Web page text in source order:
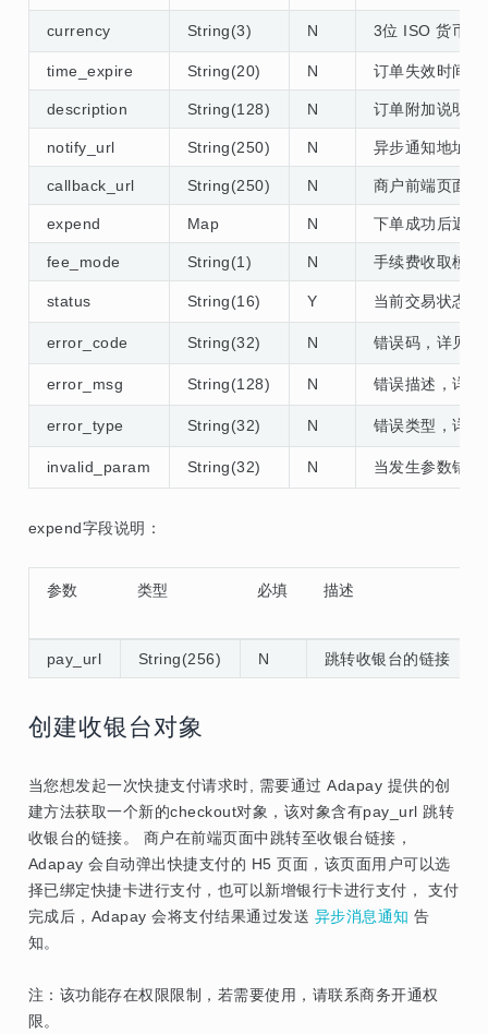
currency String(3) N 3位 ISO 货币
time_expire String(20) N 订单失效时间
description String(128) N 订单附加说明
notify_url String(250) N 异步通知地址
callback_url String(250) N 商户前端页面
expend Map N 下单成功后返
fee_mode String(1) N 手续费收取模
status String(16) Y 当前交易状态
error_code String(32) N 错误码，详见
error_msg String(128) N 错误描述，详见
error_type String(32) N 错误类型，详见
invalid_param String(32) N 当发生参数错
expend字段说明：
参数 类型 必填 描述
pay_url String(256) N 跳转收银台的链接
创建收银台对象
当您想发起一次快捷支付请求时, 需要通过 Adapay 提供的创
建方法获取一个新的checkout对象，该对象含有pay_url 跳转
收银台的链接。 商户在前端页面中跳转至收银台链接，
Adapay 会自动弹出快捷支付的 H5 页面，该页面用户可以选
择已绑定快捷卡进行支付，也可以新增银行卡进行支付， 支付
完成后，Adapay 会将支付结果通过发送 异步消息通知 告
知。
注：该功能存在权限限制，若需要使用，请联系商务开通权
限。